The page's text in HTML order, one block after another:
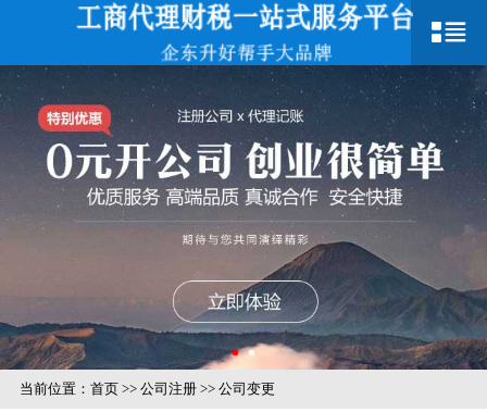
当前位置： 首页>> 公司注册>> 公司变更